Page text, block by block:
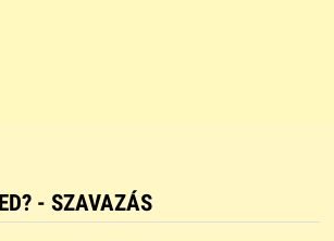
- SZAVAZÁS